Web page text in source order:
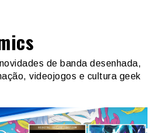
de banda desenhada,
videojogos e cultura geek